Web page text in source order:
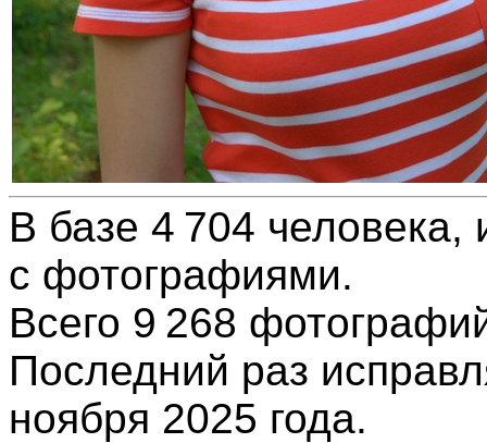
В базе 4 704 человека,
с фотографиями.
Всего 9 268
Последний раз
ноября 2025 года.